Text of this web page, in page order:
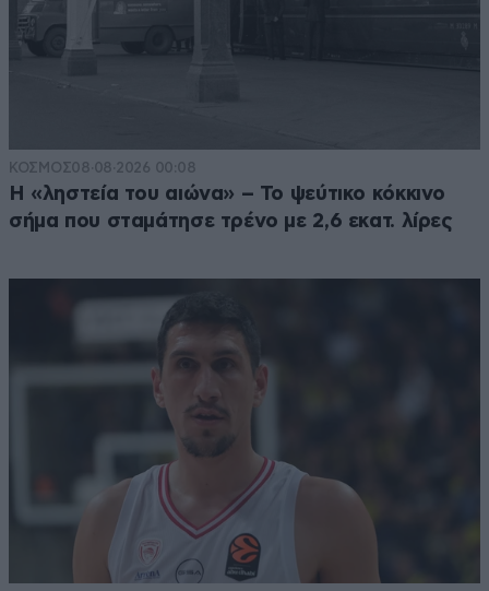
ΚΟΣΜΟΣ08·08·2026 00:08
Η «ληστεία του αιώνα» – Το ψεύτικο κόκκινο
σήμα που σταμάτησε τρένο με 2,6 εκατ. λίρες